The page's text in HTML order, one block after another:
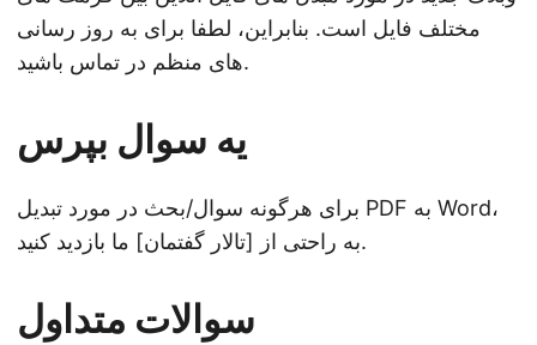
مختلف فایل است. بنابراین، لطفا برای به روز رسانی
های منظم در تماس باشید.
یه سوال بپرس
برای هرگونه سوال/بحث در مورد تبدیل PDF به Word،
به راحتی از [تالار گفتمان] ما بازدید کنید.
سوالات متداول